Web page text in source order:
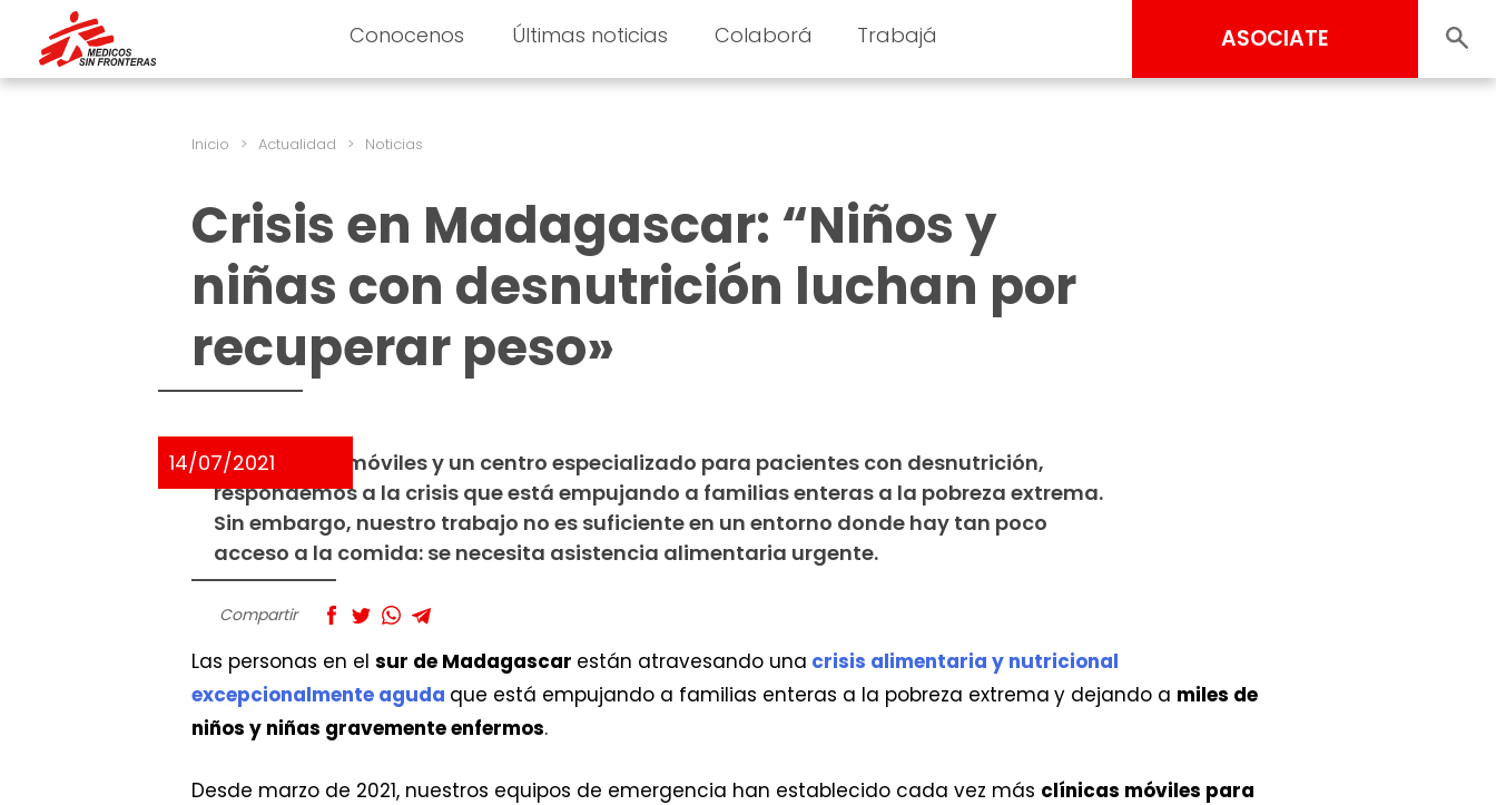
Conocenos Últimas noticias Colaborá Trabajá ASOCIATE
Inicio > Actualidad > Noticias
Crisis en Madagascar: “Niños y
niñas con desnutrición luchan por
recuperar peso»
14/07/2021
Con clínicas móviles y un centro especializado para pacientes con desnutrición,
respondemos a la crisis que está empujando a familias enteras a la pobreza extrema.
Sin embargo, nuestro trabajo no es suficiente en un entorno donde hay tan poco
acceso a la comida: se necesita asistencia alimentaria urgente.
Compartir
Las personas en el sur de Madagascar están atravesando una crisis alimentaria y nutricional
excepcionalmente aguda que está empujando a familias enteras a la pobreza extrema y dejando a miles de
niños y niñas gravemente enfermos.
Desde marzo de 2021, nuestros equipos de emergencia han establecido cada vez más clínicas móviles para